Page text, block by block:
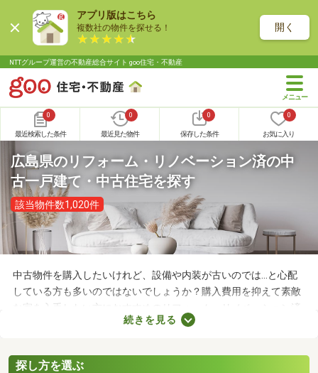
アプリ版はこちら
複数社の物件を探せる！ 開く
NTTグループ運営の不動産総合サイト goo住宅・不動産
0
最近検索した条件
0
最近見た物件
0
保存した条件
0
お気に入り
広島県のリフォーム・リノベーション済の中
古一戸建て・中古住宅を探す
該当物件数1,020件
中古物件を購入したいけれど、設備や内装が古いのでは…と心配
している方も多いのではないでしょうか？購入費用を抑えて素敵
な家を入手したい方におすすめのリフォーム・リノベーション済
みの中古一軒家を紹介します。築年数が古くても新しい設備が整
快適に暮らせますよ。
続きを見る
探し方を選ぶ